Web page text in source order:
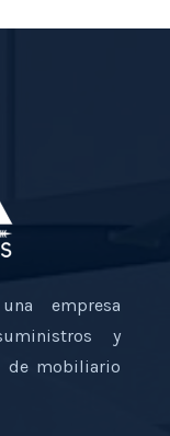
empresa
y
de mobiliario